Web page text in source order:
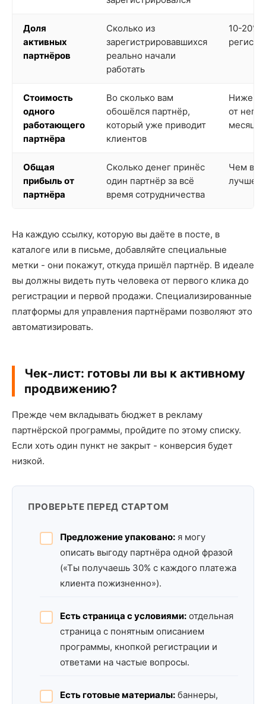
Доля
активных
партнёров
Сколько из
зарегистрировавшихся
реально начали
работать
10-20%
Стоимость
одного
работающего
партнёра
Во сколько вам
обошёлся партнёр,
который уже приводит
клиентов
Ниже,
от него
месяцев
Общая
прибыль от
партнёра
Сколько денег принёс
один партнёр за всё
время сотрудничества
Чем
лучше
На каждую ссылку, которую вы даёте в посте, в
каталоге или в письме, добавляйте специальные
метки - они покажут, откуда пришёл партнёр. В идеале
вы должны видеть путь человека от первого клика до
регистрации и первой продажи. Специализированные
платформы для управления партнёрами позволяют это
автоматизировать.
Чек-лист: готовы ли вы к активному
продвижению?
Прежде чем вкладывать бюджет в рекламу
партнёрской программы, пройдите по этому списку.
Если хоть один пункт не закрыт - конверсия будет
низкой.
ПРОВЕРЬТЕ ПЕРЕД СТАРТОМ
Предложение упаковано: я могу
описать выгоду партнёра одной фразой
(«Ты получаешь 30% с каждого платежа
клиента пожизненно»).
Есть страница с условиями: отдельная
страница с понятным описанием
программы, кнопкой регистрации и
ответами на частые вопросы.
Есть готовые материалы: баннеры,